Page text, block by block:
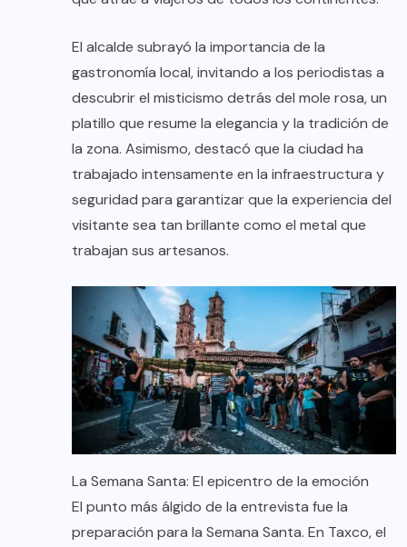
El alcalde subrayó la importancia de la
gastronomía local, invitando a los periodistas a
descubrir el misticismo detrás del mole rosa, un
platillo que resume la elegancia y la tradición de
la zona. Asimismo, destacó que la ciudad ha
trabajado intensamente en la infraestructura y
seguridad para garantizar que la experiencia del
visitante sea tan brillante como el metal que
trabajan sus artesanos.
La Semana Santa: El epicentro de la emoción
El punto más álgido de la entrevista fue la
preparación para la Semana Santa. En Taxco, el